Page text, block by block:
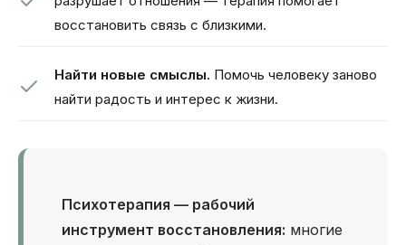
восстановить связь с близкими.
Найти новые смыслы. Помочь человеку заново
найти радость и интерес к жизни.
Психотерапия — рабочий
инструмент восстановления: многие